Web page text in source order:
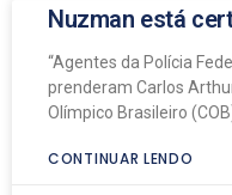
Nuzman está
“Agentes da Polícia
prenderam Carlos
Olímpico Brasileiro
CONTINUAR LENDO